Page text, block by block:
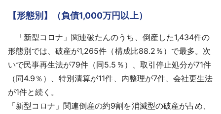
【形態別】（負債1,000万円以上）
「新型コロナ」関連破たんのうち、倒産した1,434件の
形態別では、破産が1,265件（構成比88.2％）で最多。次
いで民事再生法が79件（同5.5％）、取引停止処分が71件
（同4.9％）、特別清算が11件、内整理が7件、会社更生法
が1件と続く。
「新型コロナ」関連倒産の約9割を消滅型の破産が占め、